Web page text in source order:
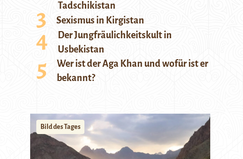
Tadschikistan
Sexismus in Kirgistan
Der Jungfräulichkeitskult in
Usbekistan
Wer ist der Aga Khan und wofür ist er
bekannt?
Bild des Tages